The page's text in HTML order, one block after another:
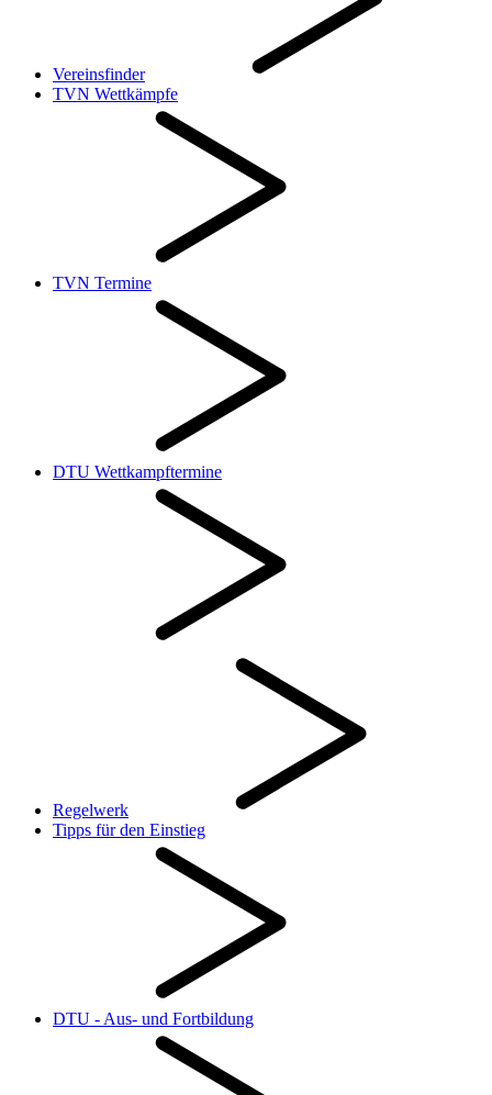
Vereinsfinder
TVN Wettkämpfe
TVN Termine
DTU Wettkampftermine
Regelwerk
Tipps für den Einstieg
DTU - Aus- und Fortbildung